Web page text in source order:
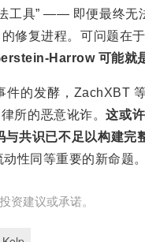
工具” —— 即便最终
修复进程。可问题在
Harrow 可能就
件的发酵，ZachXBT
所的恶意讹诈。这或
共识已不足以构建完
性同等重要的新命题。
资建议或承诺。